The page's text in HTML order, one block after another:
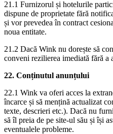
21.1 Furnizorul și hotelurile
dispune de proprietate fără
și vor prevedea în contract
noua entitate.
21.2 Dacă Wink nu dorește să
conveni rezilierea imediată fără a
22. Conținutul anunțului
22.1 Wink va oferi acces la
încarce și să mențină actualizat
texte, descrieri etc.). Dacă nu
să îl preia de pe site-ul său și își
eventualele probleme.